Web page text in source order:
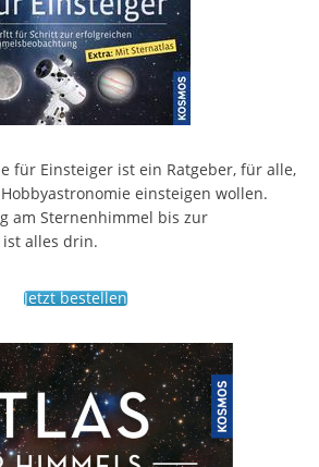
für Einsteiger ist ein Ratgeber, für alle,
einsteigen wollen.
am Sternenhimmel bis zur
alles drin.
Jetzt bestellen